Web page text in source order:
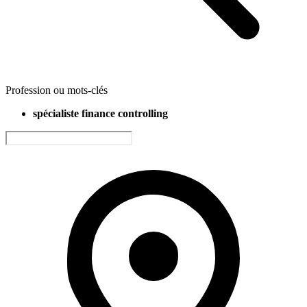
Profession ou mots-clés
spécialiste finance controlling